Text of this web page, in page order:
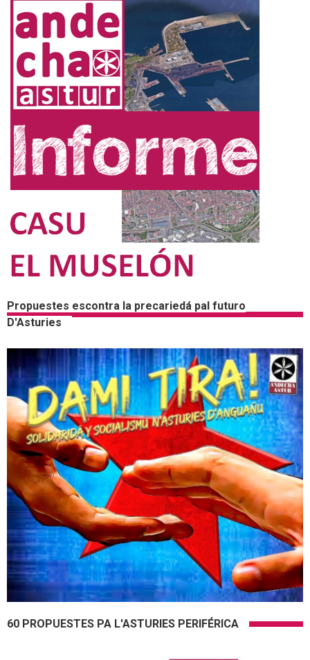
Propuestes escontra la precariedá pal futuro
D'Asturies
60 PROPUESTES PA L'ASTURIES PERIFÉRICA